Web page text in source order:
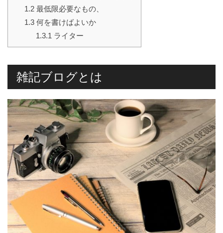
1.2最低限必要なもの、
1.3何を書けばよいか
1.3.1 ライター
雑記ブログとは